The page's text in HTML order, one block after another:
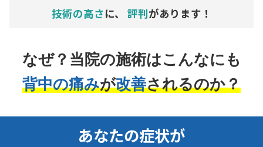
技術の高さに、 評判があります！
なぜ？当院の施術はこんなにも
背中の痛みが改善されるのか？
あなたの症状が